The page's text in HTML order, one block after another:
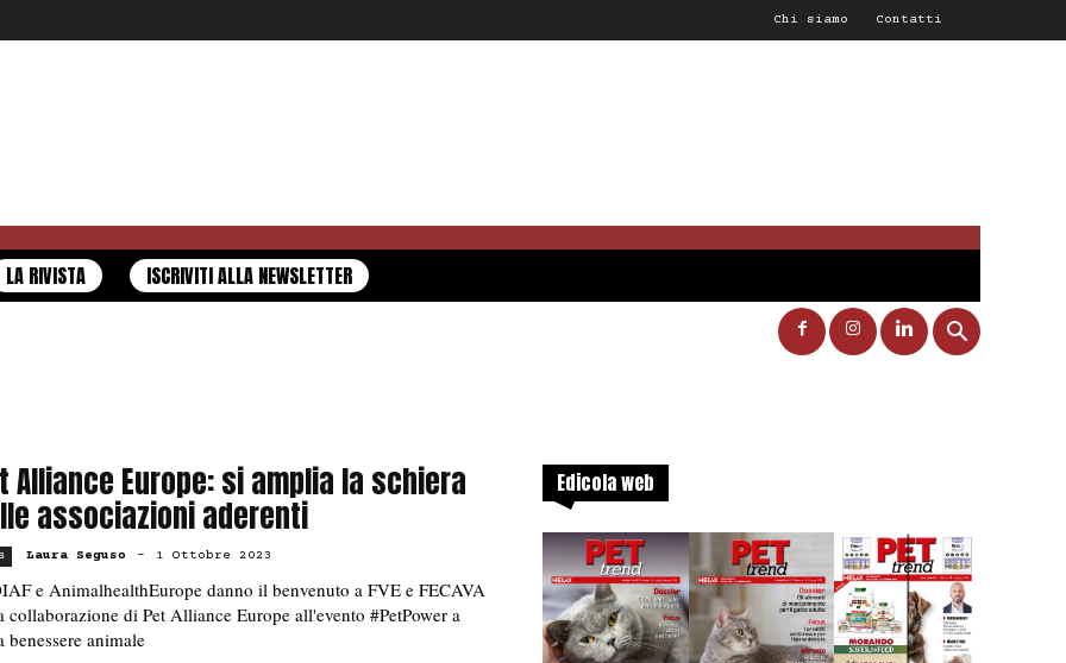
Chi siamo Contatti
LA RIVISTA ISCRIVITI ALLA NEWSLETTER
Alliance Europe: si amplia la schiera
associazioni aderenti
Laura Seguso - 1 Ottobre 2023
e AnimalhealthEurope danno il benvenuto a FVE e FECAVA
collaborazione di Pet Alliance Europe all'evento #PetPower a
benessere animale
Edicola web